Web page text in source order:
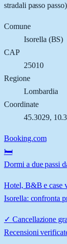
stradali passo passo)
Comune
Isorella (BS)
CAP
25010
Regione
Lombardia
Coordinate
45.3029,
Booking.com
🛏️
Dormi a due passi
Hotel, B&B e case
Isorella: confronta
✓ Cancellazione
Recensioni